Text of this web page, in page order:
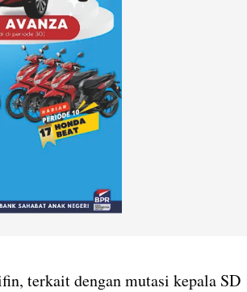
terkait dengan mutasi kepala SD